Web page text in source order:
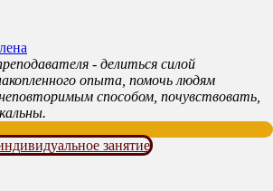
- делиться силой
опыта, помочь людям
способом, почувствовать,
занятие